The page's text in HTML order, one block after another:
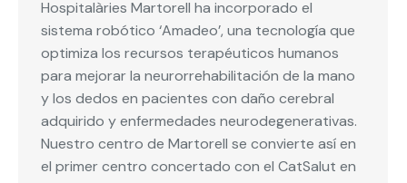
Hospitalàries Martorell ha incorporado el
sistema robótico ‘Amadeo’, una tecnología que
optimiza los recursos terapéuticos humanos
para mejorar la neurorrehabilitación de la mano
y los dedos en pacientes con daño cerebral
adquirido y enfermedades neurodegenerativas.
Nuestro centro de Martorell se convierte así en
el primer centro concertado con el CatSalut en